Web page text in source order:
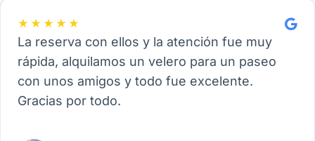
★★★★★
La reserva con ellos y la atención fue muy
rápida, alquilamos un velero para un paseo
con unos amigos y todo fue excelente.
Gracias por todo.